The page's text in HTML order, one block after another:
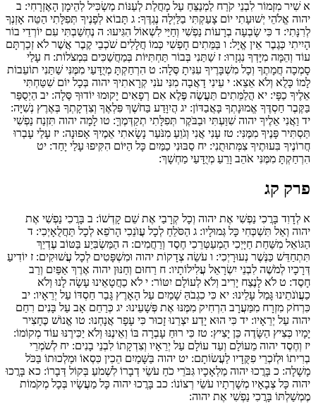
א שִׁיר מִזְמוֹר לִבְנֵי קֹרַח לַמְנַצֵּחַ עַל מָחֲלַת לְעַנּוֹת מַשְׂכִּיל לְהֵימָן הָאֶזְרָחִי: ב
יהוה אֱלֹהֵי יְשׁוּעָתִי יוֹם צָעַקְתִּי בַלַּיְלָה נֶגְדֶּךָ: ג תָּבוֹא לְפָנֶיךָ תְּפִלָּתִי הַטֵּה אָזְנְךָ
לְרִנָּתִי: ד כִּי שָׂבְעָה בְרָעוֹת נַפְשִׁי וְחַיַּי לִשְׁאוֹל הִגִּיעוּ: ה נֶחְשַׁבְתִּי עִם יוֹרְדֵי בוֹר
הָיִיתִי כְּגֶבֶר אֵין אֱיָל: ו בַּמֵּתִים חָפְשִׁי כְּמוֹ חֲלָלִים שֹׁכְבֵי קֶבֶר אֲשֶׁר לֹא זְכַרְתָּם
עוֹד וְהֵמָּה מִיָּדְךָ נִגְזָרוּ: ז שַׁתַּנִי בְּבוֹר תַּחְתִּיּוֹת בְּמַחֲשַׁכִּים בִּמְצֹלוֹת: ח עָלַי
סָמְכָה חֲמָתֶךָ וְכָל מִשְׁבָּרֶיךָ עִנִּיתָ סֶּלָה: ט הִרְחַקְתָּ מְיֻדָּעַי מִמֶּנִּי שַׁתַּנִי תוֹעֵבוֹת
לָמוֹ כָּלֻא וְלֹא אֵצֵא: י עֵינִי דָאֲבָה מִנִּי עֹנִי קְרָאתִיךָ יהוה בְּכָל יוֹם שִׁטַּחְתִּי
אֵלֶיךָ כַפָּי: יא הֲלַמֵּתִים תַּעֲשֶׂה פֶּלֶא אִם רְפָאִים יָקוּמוּ יוֹדוּךָ סֶּלָה: יב הַיְסֻפַּר
בַּקֶּבֶר חַסְדֶּךָ אֱמוּנָתְךָ בָּאֲבַדּוֹן: יג הֲיִוָּדַע בַּחֹשֶׁךְ פִּלְאֶךָ וְצִדְקָתְךָ בְּאֶרֶץ נְשִׁיָּה:
יד וַאֲנִי אֵלֶיךָ יהוה שִׁוַּעְתִּי וּבַבֹּקֶר תְּפִלָּתִי תְקַדְּמֶךָּ: טו לָמָה יהוה תִּזְנַח נַפְשִׁי
תַּסְתִּיר פָּנֶיךָ מִמֶּנִּי: טז עָנִי אֲנִי וְגֹוֵעַ מִנֹּעַר נָשָׂאתִי אֵמֶיךָ אָפוּנָה: יז עָלַי עָבְרוּ
חֲרוֹנֶיךָ בִּעוּתֶיךָ צִמְּתוּתֻנִי: יח סַבּוּנִי כַמַּיִם כָּל הַיּוֹם הִקִּיפוּ עָלַי יָחַד: יט
הִרְחַקְתָּ מִמֶּנִּי אֹהֵב וָרֵעַ מְיֻדָּעַי מַחְשָׁךְ:
פרק קג
א לְדָוִד בָּרֲכִי נַפְשִׁי אֶת יהוה וְכָל קְרָבַי אֶת שֵׁם קָדְשׁוֹ: ב בָּרֲכִי נַפְשִׁי אֶת
יהוה וְאַל תִּשְׁכְּחִי כָּל גְּמוּלָיו: ג הַסֹּלֵחַ לְכָל עֲוֺנֵכִי הָרֹפֵא לְכָל תַּחֲלֻאָיְכִי: ד
הַגּוֹאֵל מִשַּׁחַת חַיָּיְכִי הַמְעַטְּרֵכִי חֶסֶד וְרַחֲמִים: ה הַמַּשְׂבִּיַע בַּטּוֹב עֶדְיֵךְ
תִּתְחַדֵּשׁ כַּנֶּשֶׁר נְעוּרָיְכִי: ו עֹשֵׂה צְדָקוֹת יהוה וּמִשְׁפָּטִים לְכָל עֲשׁוּקִים: ז יוֹדִיעַ
דְּרָכָיו לְמֹשֶׁה לִבְנֵי יִשְׂרָאֵל עֲלִילוֹתָיו: ח רַחוּם וְחַנּוּן יהוה אֶרֶךְ אַפַּיִם וְרַב
חָסֶד: ט לֹא לָנֶצַח יָרִיב וְלֹא לְעוֹלָם יִטּוֹר: י לֹא כַחֲטָאֵינוּ עָשָׂה לָנוּ וְלֹא
כַעֲוֺנֹתֵינוּ גָּמַל עָלֵינוּ: יא כִּי כִגְבֹהַּ שָׁמַיִם עַל הָאָרֶץ גָּבַר חַסְדּוֹ עַל יְרֵאָיו: יב
כִּרְחֹק מִזְרָח מִמַּעֲרָב הִרְחִיק מִמֶּנּוּ אֶת פְּשָׁעֵינוּ: יג כְּרַחֵם אָב עַל בָּנִים רִחַם
יהוה עַל יְרֵאָיו: יד כִּי הוּא יָדַע יִצְרֵנוּ זָכוּר כִּי עָפָר אֲנָחְנוּ: טו אֱנוֹשׁ כֶּחָצִיר
יָמָיו כְּצִיץ הַשָּׂדֶה כֵּן יָצִיץ: טז כִּי רוּחַ עָבְרָה בּוֹ וְאֵינֶנּוּ וְלֹא יַכִּירֶנּוּ עוֹד מְקוֹמוֹ:
יז וְחֶסֶד יהוה מֵעוֹלָם וְעַד עוֹלָם עַל יְרֵאָיו וְצִדְקָתוֹ לִבְנֵי בָנִים: יח לְשֹׁמְרֵי
בְרִיתוֹ וּלְזֹכְרֵי פִקֻּדָיו לַעֲשׂוֹתָם: יט יהוה בַּשָּׁמַיִם הֵכִין כִּסְאוֹ וּמַלְכוּתוֹ בַּכֹּל
מָשָׁלָה: כ בָּרֲכוּ יהוה מַלְאָכָיו גִּבֹּרֵי כֹחַ עֹשֵׂי דְבָרוֹ לִשְׁמֹעַ בְּקוֹל דְּבָרוֹ: כא בָּרֲכוּ
יהוה כָּל צְבָאָיו מְשָׁרְתָיו עֹשֵׂי רְצוֹנוֹ: כב בָּרֲכוּ יהוה כָּל מַעֲשָׂיו בְּכָל מְקֹמוֹת
מֶמְשַׁלְתּוֹ בָּרֲכִי נַפְשִׁי אֶת יהוה: